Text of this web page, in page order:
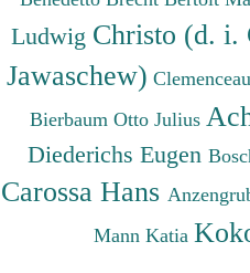
Ludwig Christo (d. i.
Jawaschew)
Bierbaum Otto Julius
Diederichs Eugen
Carossa Hans
Mann Katia